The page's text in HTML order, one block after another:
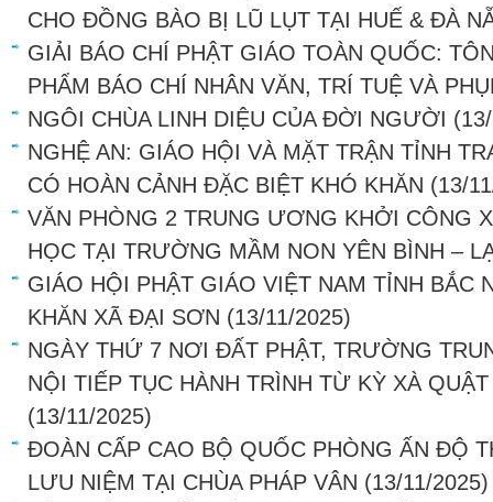
CHO ĐỒNG BÀO BỊ LŨ LỤT TẠI HUẾ & ĐÀ
GIẢI BÁO CHÍ PHẬT GIÁO TOÀN QUỐC:
PHẨM BÁO CHÍ NHÂN VĂN, TRÍ TUỆ VÀ
NGÔI CHÙA LINH DIỆU CỦA ĐỜI NGƯỜI
NGHỆ AN: GIÁO HỘI VÀ MẶT TRẬN TỈNH
CÓ HOÀN CẢNH ĐẶC BIỆT KHÓ KHĂN (13/
VĂN PHÒNG 2 TRUNG ƯƠNG KHỞI CÔNG
HỌC TẠI TRƯỜNG MẦM NON YÊN BÌNH –
GIÁO HỘI PHẬT GIÁO VIỆT NAM TỈNH BẮC
KHĂN XÃ ĐẠI SƠN (13/11/2025)
NGÀY THỨ 7 NƠI ĐẤT PHẬT, TRƯỜNG
NỘI TIẾP TỤC HÀNH TRÌNH TỪ KỲ XÀ
(13/11/2025)
ĐOÀN CẤP CAO BỘ QUỐC PHÒNG ẤN ĐỘ
LƯU NIỆM TẠI CHÙA PHÁP VÂN (13/11/2025)